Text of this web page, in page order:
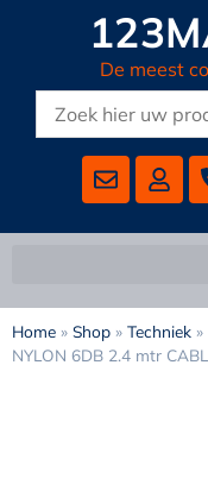
De meest
Home » Shop » Techniek »
NYLON 6DB 2.4 mtr